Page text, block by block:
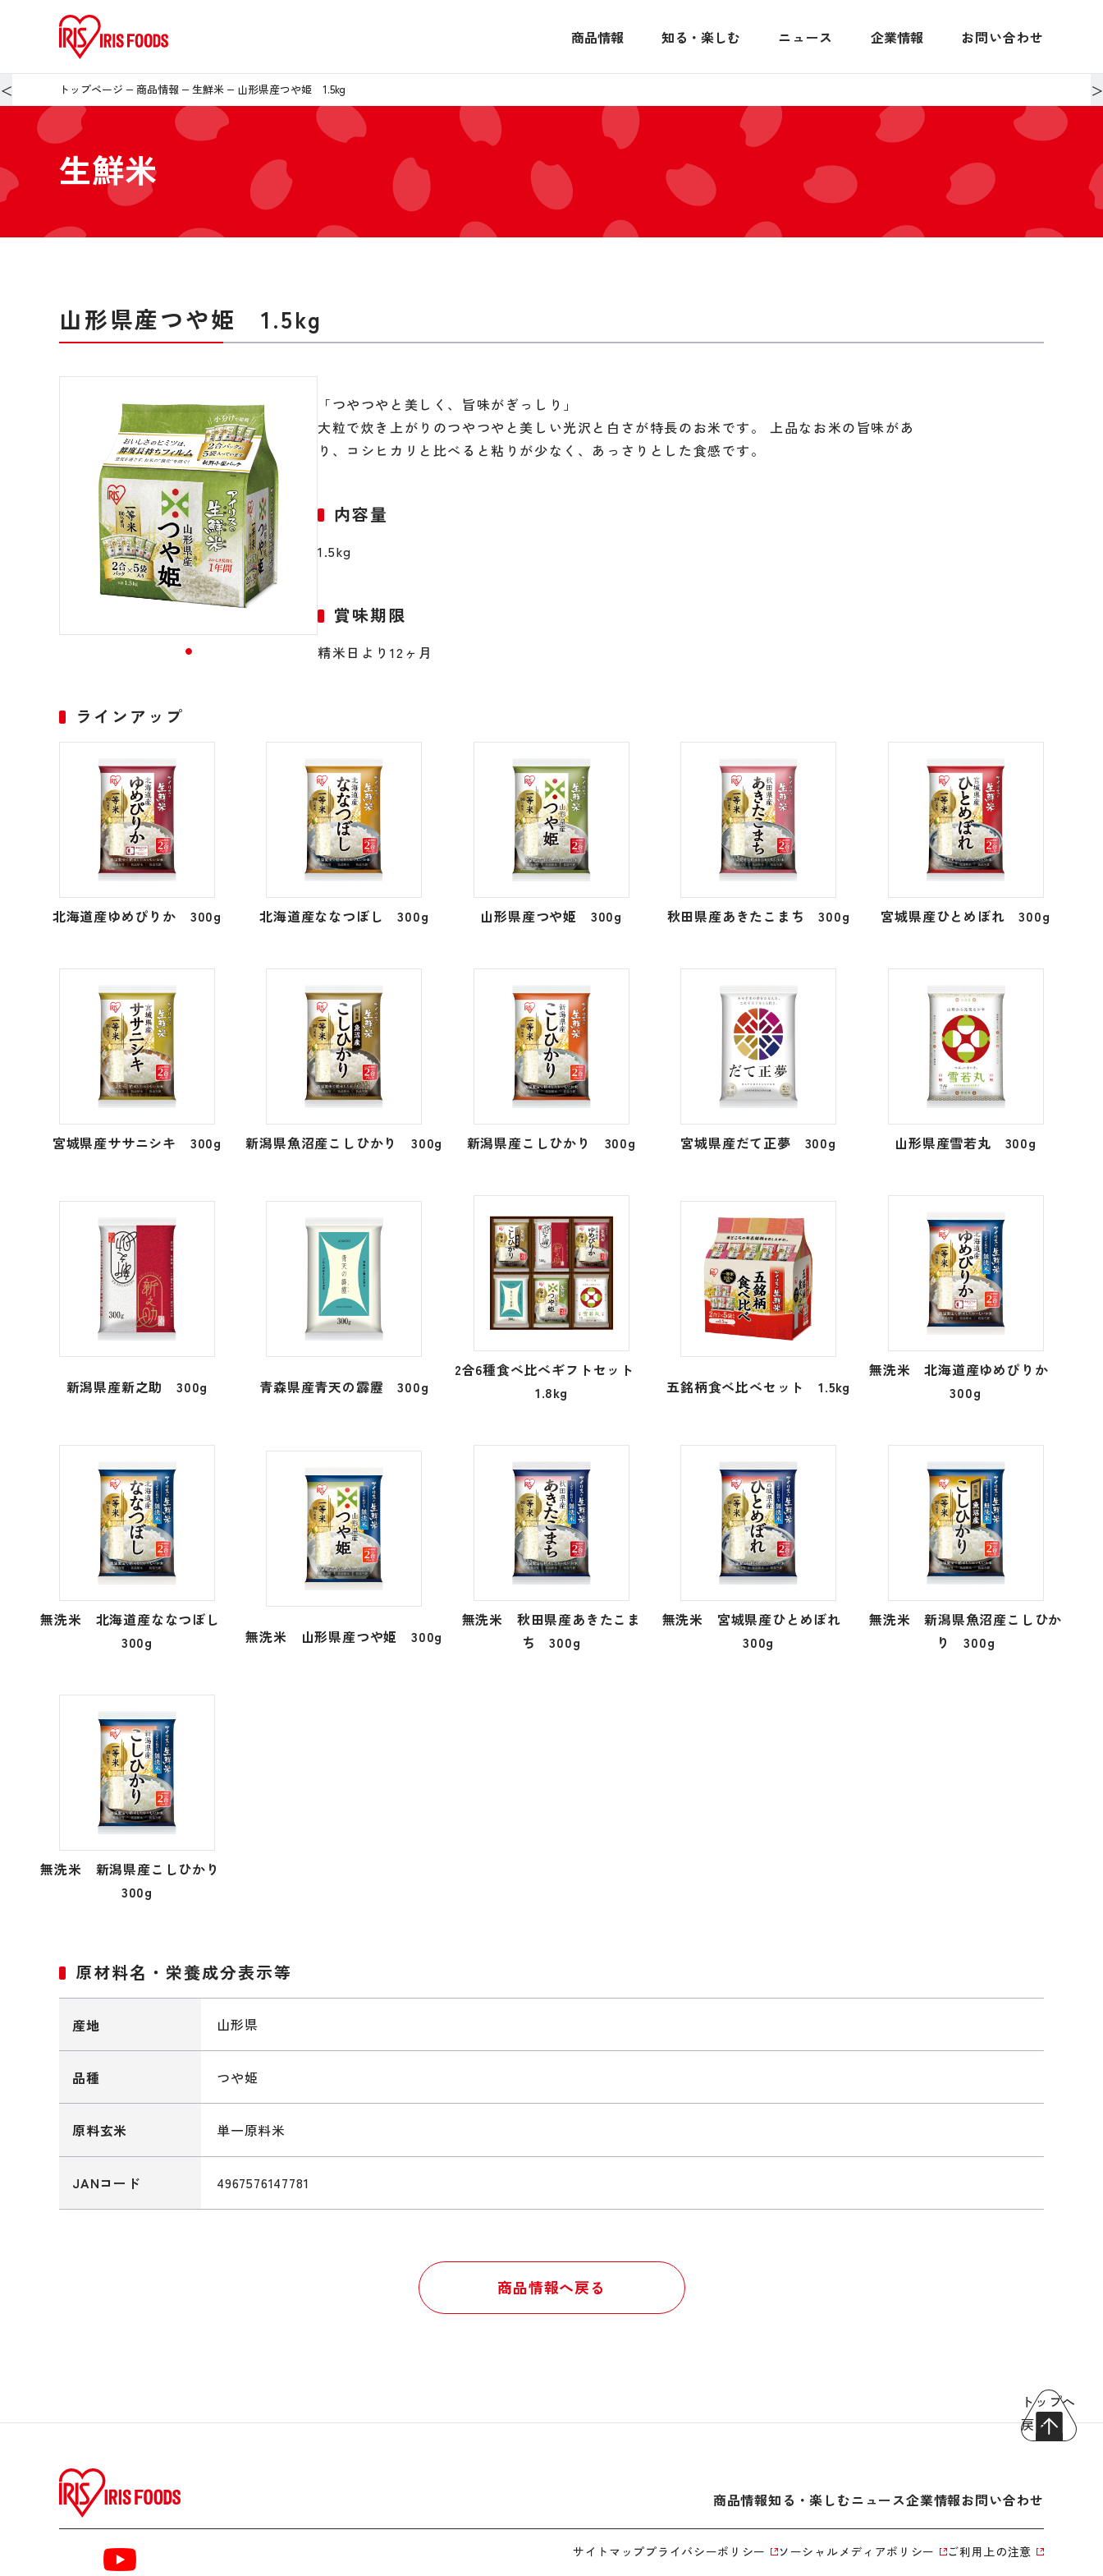
商品情報 知る・楽しむ ニュース 企業情報 お問い合わせ
＜ トップページ 商品情報 生鮮米 山形県産つや姫 1.5kg
生鮮米
山形県産つや姫 1.5kg
「つやつやと美しく、旨味がぎっしり」
大粒で炊き上がりのつやつやと美しい光沢と白さが特長のお米です。 上品なお米の旨味があ
り、コシヒカリと比べると粘りが少なく、あっさりとした食感です。
内容量
1.5kg
賞味期限
精米日より12ヶ月
ラインアップ
北海道産ゆめぴりか 300g 北海道産ななつぼし 300g 山形県産つや姫 300g 秋田県産あきたこまち 300g 宮城県産ひとめぼれ 300g
宮城県産ササニシキ 300g 新潟県魚沼産こしひかり 300g 新潟県産こしひかり 300g 宮城県産だて正夢 300g 山形県産雪若丸 300g
新潟県産新之助 300g 青森県産青天の霹靂 300g
2合6種食べ比べギフトセット
1.8kg
五銘柄食べ比べセット 1.5kg
無洗米 北海道産ゆめぴりか
300g
無洗米 北海道産ななつぼし
300g
無洗米 山形県産つや姫 300g
無洗米 秋田県産あきたこま
ち 300g
無洗米 宮城県産ひとめぼれ
300g
無洗米 新潟県魚沼産こしひか
り 300g
無洗米 新潟県産こしひかり
300g
原材料名・栄養成分表示等
産地 山形県
品種 つや姫
原料玄米 単一原料米
JANコード 4967576147781
商品情報へ戻る
トップへ
戻る
商品情報知る・楽しむニュース企業情報お問い合わせ
サイトマッププライバシーポリシー ソーシャルメディアポリシー ご利用上の注意